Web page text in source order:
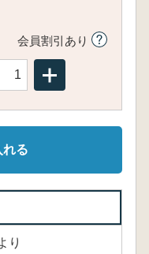
会員割引あり
れる
り